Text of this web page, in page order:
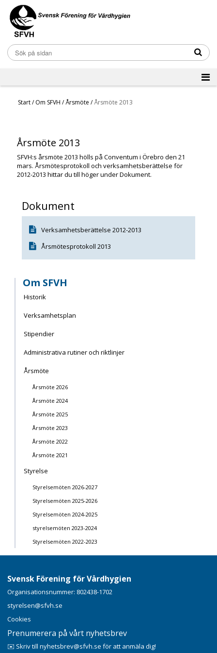
Start/ Om SFVH /Årsmöte /Årsmöte 2013
Årsmöte 2013
SFVH:s årsmöte 2013 hölls på Conventum i Örebro den 21
mars. Årsmötesprotokoll och verksamhetsberättelse för
2012-2013 hittar du till höger under Dokument.
Dokument
Verksamhetsberättelse 2012-2013
Årsmötesprotokoll 2013
Om SFVH
Historik
Verksamhetsplan
Stipendier
Administrativa rutiner och riktlinjer
Årsmöte
Årsmöte 2026
Årsmöte 2024
Årsmöte 2025
Årsmöte 2023
Årsmöte 2022
Årsmöte 2021
Styrelse
Styrelsemöten 2026-2027
Styrelsemöten 2025-2026
Styrelsemöten 2024-2025
styrelsemöten 2023-2024
Styrelsemöten 2022-2023
Svensk Förening för Vårdhygien
Organisationsnummer: 802438-1702
styrelsen@sfvh.se
Cookies
Prenumerera på vårt nyhetsbrev
✉️ Skriv till nyhetsbrev@sfvh.se för att anmäla dig!